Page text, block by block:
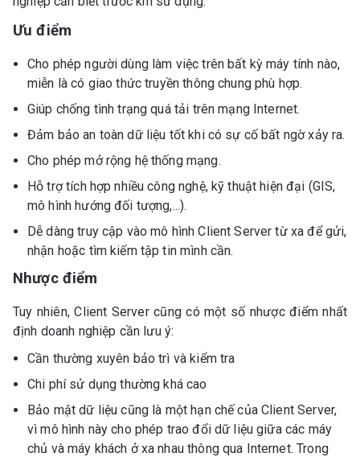
Ưu điểm
Cho phép người dùng làm việc trên bất kỳ máy tính nào,
miễn là có giao thức truyền thông chung phù hợp.
Giúp chống tình trạng quá tải trên mạng Internet.
Đảm bảo an toàn dữ liệu tốt khi có sự cố bất ngờ xảy ra.
Cho phép mở rộng hệ thống mạng.
Hỗ trợ tích hợp nhiều công nghệ, kỹ thuật hiện đại (GIS,
mô hình hướng đối tượng,...).
Dễ dàng truy cập vào mô hình Client Server từ xa để gửi,
nhận hoặc tìm kiếm tập tin mình cần.
Nhược điểm
Tuy nhiên, Client Server cũng có một số nhược điểm nhất
định doanh nghiệp cần lưu ý:
Cần thường xuyên bảo trì và kiểm tra
Chi phí sử dụng thường khá cao
Bảo mật dữ liệu cũng là một hạn chế của Client Server,
vì mô hình này cho phép trao đổi dữ liệu giữa các máy
chủ và máy khách ở xa nhau thông qua Internet. Trong